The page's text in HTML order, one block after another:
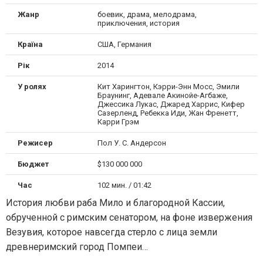
Жанр
боевик, драма, мелодрама,
приключения, история
Країна США, Германия
Рік 2014
У ролях
Кит Харингтон, Кэрри-Энн Мосс, Эмили
Браунинг, Адевале Акинойе-Агбаже,
Джессика Лукас, Джаред Харрис, Кифер
Сазерленд, Ребекка Иди, Жан Френетт,
Карри Грэм
Режисер Пол У. С. Андерсон
Бюджет $130 000 000
Час 102 мин. / 01:42
История любви раба Мило и благородной Кассии,
обрученной с римским сенатором, на фоне извержения
Везувия, которое навсегда стерло с лица земли
древнеримский город Помпеи…